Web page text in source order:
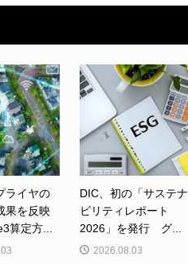
ライヤの
果を反映
算定方...
DIC、初の「サステナ
ビリティレポート
2026」を発行 グ...
2026.08.03